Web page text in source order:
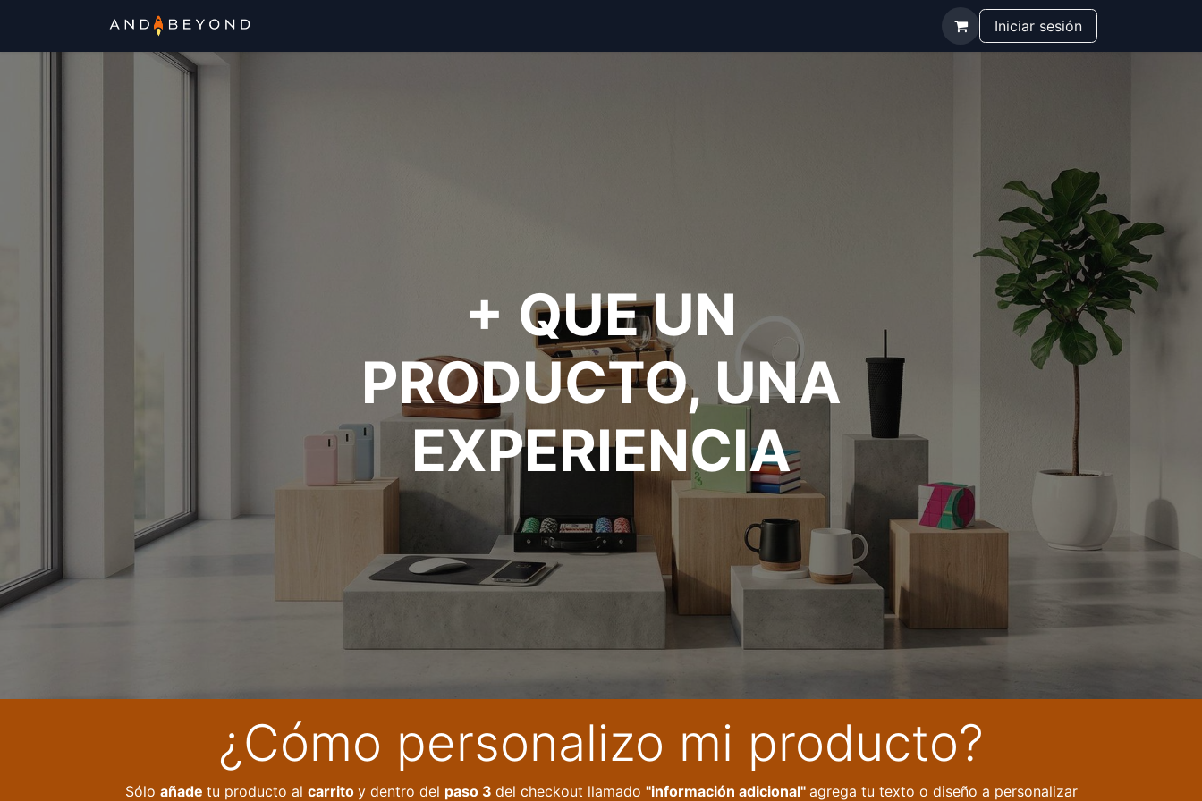
Iniciar sesión
+ QUE UN
PRODUCTO, UNA
EXPERIENCIA
¿Cómo personalizo mi producto?
Sólo añade tu producto al carrito y dentro del paso 3 del checkout llamado "información adicional" agrega tu texto o diseño a personalizar